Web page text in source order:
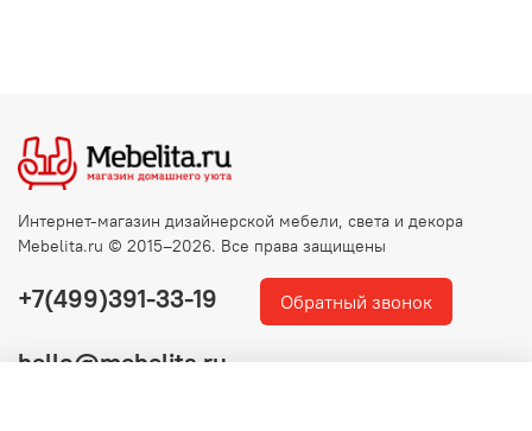
+7(499)391-33-19 Обратный звонок
hello@mebelita.ru
Интернет-магазин дизайнерской мебели, света и декора
Mebelita.ru © 2015–2026. Все права защищены